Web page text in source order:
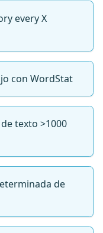
every X
con WordStat
texto >1000
de